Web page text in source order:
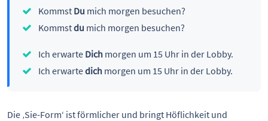
Kommst Du mich morgen besuchen?
Kommstdu mich morgen besuchen?
Ich erwarte Dichmorgen um 15 Uhr in der Lobby.
Ich erwartedichmorgen um 15 Uhr in der Lobby.
Die ‚Sie-Form‘ ist förmlicher und bringt Höflichkeit und